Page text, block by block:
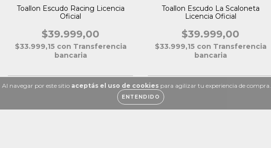
Al navegar por este sitio aceptás el uso de cookies para agilizar tu experiencia de compra.
ENTENDIDO
Toallon Escudo Racing Licencia
Oficial
$39.999,00
$33.999,15 con Transferencia
bancaria
Toallon Escudo La Scaloneta
Licencia Oficial
$39.999,00
$33.999,15 con Transferencia
bancaria